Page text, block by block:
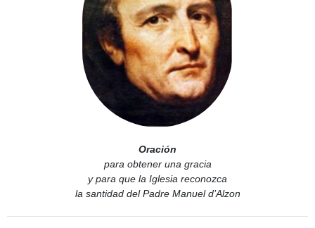
Oración
para obtener una gracia
y para que la Iglesia reconozca
la santidad del Padre Manuel d’Alzon